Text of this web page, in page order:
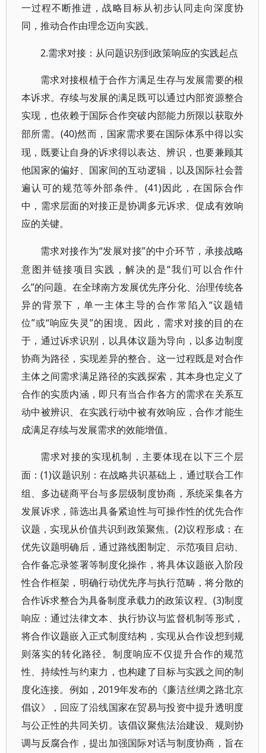
一过程不断推进，战略目标从初步认同走向深度协
同，推动合作由理念迈向实践。
2.需求对接：从问题识别到政策响应的实践起点
需求对接根植于合作方满足生存与发展需要的根
本诉求。存续与发展的满足既可以通过内部资源整合
实现，也依赖于国际合作突破内部能力所限以获取外
部所需。 (40)然而，国家需求要在国际体系中得以实
现，既要让自身的诉求得以表达、辨识，也要兼顾其
他国家的偏好、国家间的互动逻辑，以及国际社会普
遍认可的规范等外部条件。(41)因此，在国际合作
中，需求层面的对接正是协调多元诉求、促成有效响
应的关键。
需求对接作为“发展对接”的中介环节，承接战略
意图并链接项目实践，解决的是“我们可以合作什
么”的问题。在全球南方发展优先序分化、治理传统各
异的背景下，单一主体主导的合作常陷入“议题错
位”或“响应失灵”的困境。因此，需求对接的目的在
于，通过诉求识别，以具体议题为导向，以多边制度
协商为路径，实现差异的整合。这一过程既是对合作
主体之间需求满足路径的实践探索，其本身也定义了
合作的实质内涵，即只有当合作各方的需求在关系互
动中被辨识、在实践行动中被有效响应，合作才能生
成满足存续与发展需求的效能增值。
需求对接的实现机制，主要体现在以下三个层
面：(1)议题识别：在战略共识基础上，通过联合工作
组、多边磋商平台与多层级制度协商，系统采集各方
发展诉求，筛选出具备紧迫性与可操作性的优先合作
议题，实现从价值共识到政策聚焦。(2)议程形成：在
优先议题明确后，通过路线图制定、示范项目启动、
合作备忘录签署等制度化操作，将具体议题嵌入阶段
性合作框架，明确行动优先序与执行范畴，将分散的
合作诉求整合为具备制度承载力的政策议程。(3)制度
响应：通过法律文本、执行协议与监督机制等形式，
将合作议题嵌入正式制度结构，实现从合作设想到规
则落实的转化路径。制度响应不仅提升合作的规范
性、持续性与约束力，也构建了目标与实践之间的制
度化连接。例如，2019年发布的《廉洁丝绸之路北京
倡议》，回应了沿线国家在贸易与投资中提升透明度
与公正性的共同关切。该倡议聚焦法治建设、规则协
调与反腐合作，提出加强国际对话与制度协商，旨在